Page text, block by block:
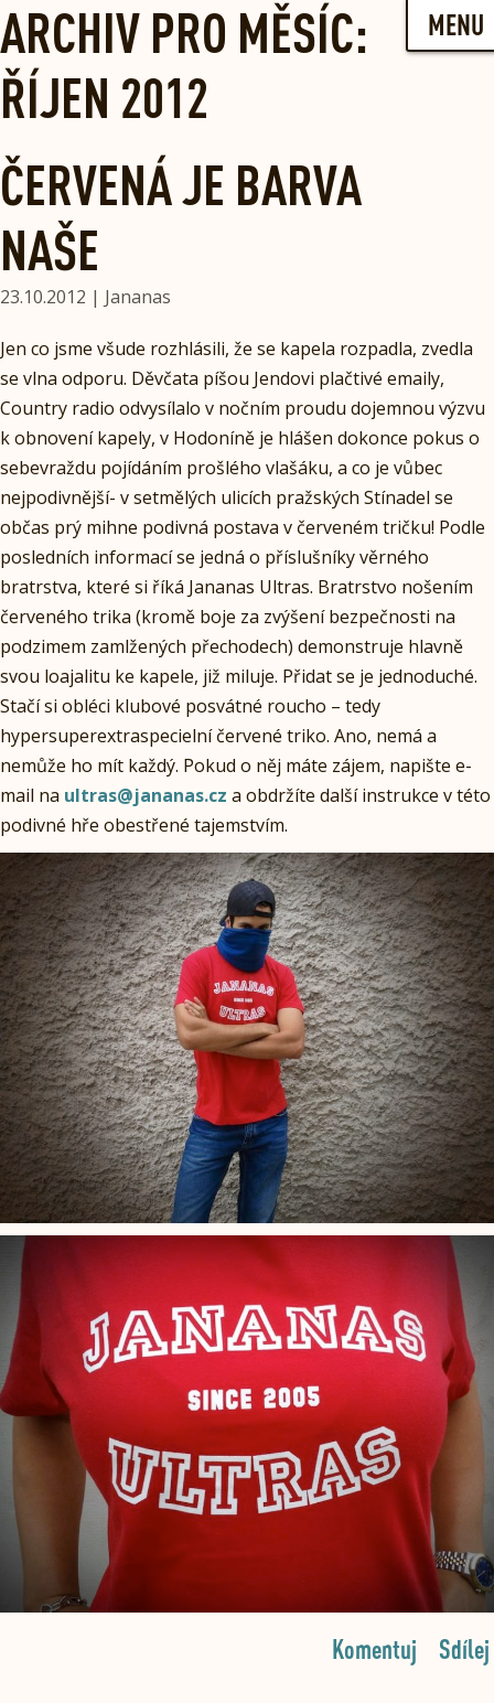
Skip
to
content
MENU
ARCHIV PRO MĚSÍC:
ŘÍJEN 2012
ČERVENÁ JE BARVA
NAŠE
23.10.2012 | Jananas
Jen co jsme všude rozhlásili, že se kapela rozpadla, zvedla
se vlna odporu. Děvčata píšou Jendovi plačtivé emaily,
Country radio odvysílalo v nočním proudu dojemnou výzvu
k obnovení kapely, v Hodoníně je hlášen dokonce pokus o
sebevraždu pojídáním prošlého vlašáku, a co je vůbec
nejpodivnější- v setmělých ulicích pražských Stínadel se
občas prý mihne podivná postava v červeném tričku! Podle
posledních informací se jedná o příslušníky věrného
bratrstva, které si říká Jananas Ultras. Bratrstvo nošením
červeného trika (kromě boje za zvýšení bezpečnosti na
podzimem zamlžených přechodech) demonstruje hlavně
svou loajalitu ke kapele, již miluje. Přidat se je jednoduché.
Stačí si obléci klubové posvátné roucho – tedy
hypersuperextraspecielní červené triko. Ano, nemá a
nemůže ho mít každý. Pokud o něj máte zájem, napište e-
mail na ultras@jananas.cz a obdržíte další instrukce v této
podivné hře obestřené tajemstvím.
Sdílej
Komentuj